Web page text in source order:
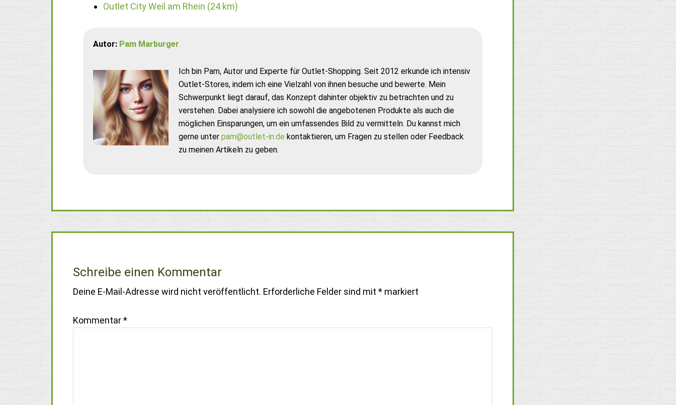
Outlet City Weil am Rhein (24 km)
Autor: Pam Marburger
Ich bin Pam, Autor und Experte für Outlet-Shopping. Seit 2012 erkunde ich intensiv
Outlet-Stores, indem ich eine Vielzahl von ihnen besuche und bewerte. Mein
Schwerpunkt liegt darauf, das Konzept dahinter objektiv zu betrachten und zu
verstehen. Dabei analysiere ich sowohl die angebotenen Produkte als auch die
möglichen Einsparungen, um ein umfassendes Bild zu vermitteln. Du kannst mich
gerne unter pam@outlet-in.de kontaktieren, um Fragen zu stellen oder Feedback
zu meinen Artikeln zu geben.
Schreibe einen Kommentar
Deine E-Mail-Adresse wird nicht veröffentlicht. Erforderliche Felder sind mit * markiert
Kommentar*